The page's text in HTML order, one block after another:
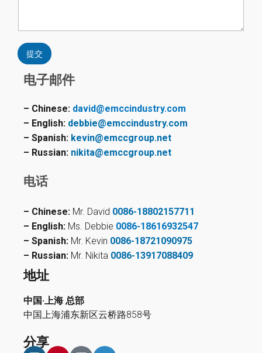
*
提交
电子邮件
– Chinese: david@emccindustry.com
– English: debbie@emccindustry.com
– Spanish: kevin@emccgroup.net
– Russian: nikita@emccgroup.net
电话
– Chinese: Mr. David 0086-18802157711
– English: Ms. Debbie 0086-18616932547
– Spanish: Mr. Kevin 0086-18721090975
– Russian: Mr. Nikita 0086-13917088409
地址
中国·上海 总部
中国上海浦东新区云桥路858号
分享